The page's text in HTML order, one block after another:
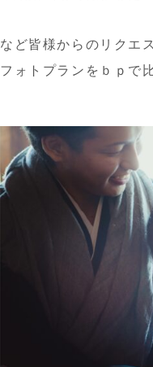
など皆様からのリクエ
フォトプランをｂｐで